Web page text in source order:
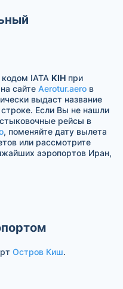
IATA KIH при
сайте Aerotur.aero в
выдаст название
Если Вы не нашли
рейсы в
, поменяйте дату вылета
или рассмотрите
аэропортов Иран,
Остров Киш.